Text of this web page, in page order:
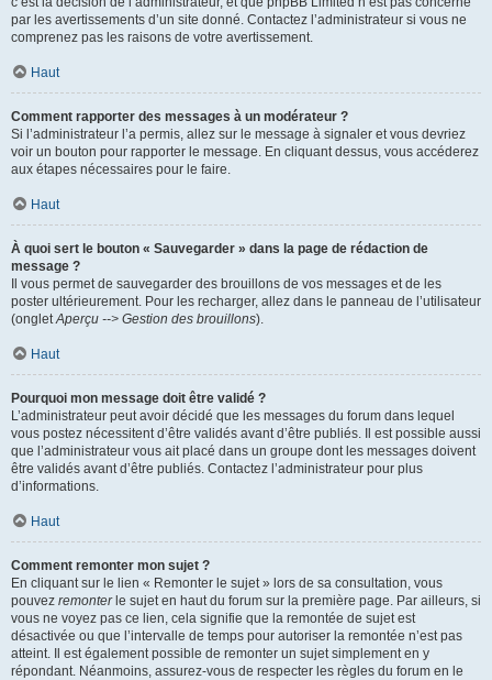
par les avertissements d’un site donné. Contactez l’administrateur si vous ne
comprenez pas les raisons de votre avertissement.
Haut
Comment rapporter des messages à un modérateur ?
Si l’administrateur l’a permis, allez sur le message à signaler et vous devriez
voir un bouton pour rapporter le message. En cliquant dessus, vous accéderez
aux étapes nécessaires pour le faire.
Haut
À quoi sert le bouton « Sauvegarder » dans la page de rédaction de
message ?
Il vous permet de sauvegarder des brouillons de vos messages et de les
poster ultérieurement. Pour les recharger, allez dans le panneau de l’utilisateur
(ongletAperçu --> Gestion des brouillons).
Haut
Pourquoi mon message doit être validé ?
L’administrateur peut avoir décidé que les messages du forum dans lequel
vous postez nécessitent d’être validés avant d’être publiés. Il est possible aussi
que l’administrateur vous ait placé dans un groupe dont les messages doivent
être validés avant d’être publiés. Contactez l’administrateur pour plus
d’informations.
Haut
Comment remonter mon sujet ?
En cliquant sur le lien « Remonter le sujet » lors de sa consultation, vous
pouvez remonterle sujet en haut du forum sur la première page. Par ailleurs, si
vous ne voyez pas ce lien, cela signifie que la remontée de sujet est
désactivée ou que l’intervalle de temps pour autoriser la remontée n’est pas
atteint. Il est également possible de remonter un sujet simplement en y
répondant. Néanmoins, assurez-vous de respecter les règles du forum en le